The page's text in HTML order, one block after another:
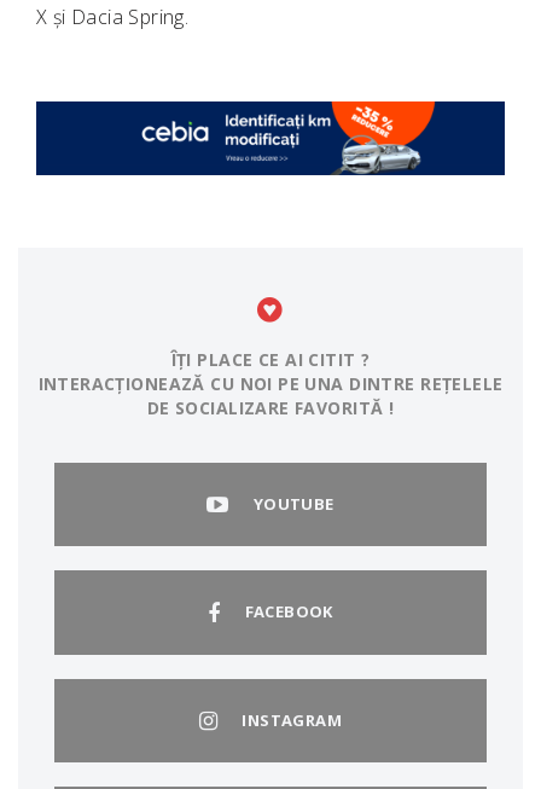
X și Dacia Spring.
ÎȚI PLACE CE AI CITIT ?
INTERACȚIONEAZĂ CU NOI PE UNA DINTRE REȚELELE
DE SOCIALIZARE FAVORITĂ !
YOUTUBE
FACEBOOK
INSTAGRAM